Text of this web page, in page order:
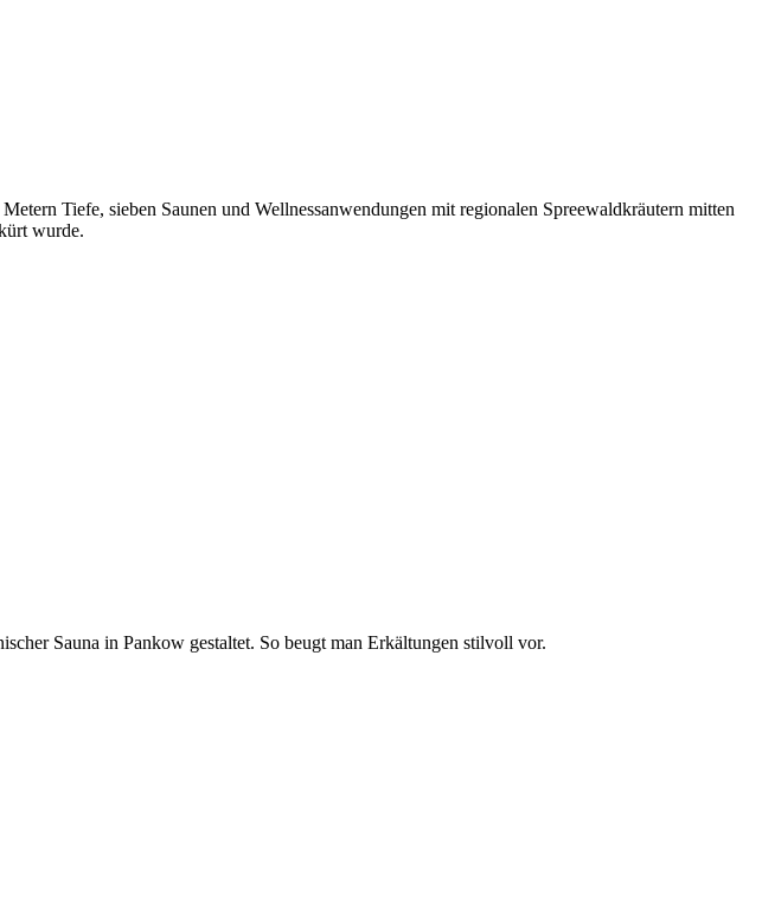
Tiefe, sieben Saunen und Wellnessanwendungen mit regionalen Spreewaldkräutern mitten
wurde.
Sauna in Pankow gestaltet. So beugt man Erkältungen stilvoll vor.